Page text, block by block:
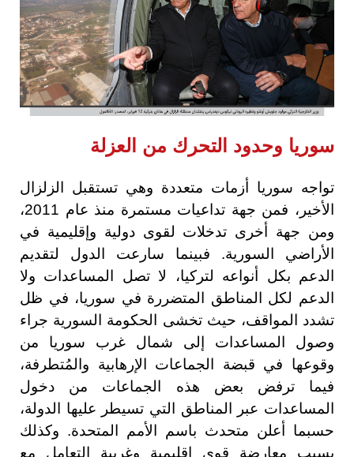
سوريا وحدود التحرك من العزلة
تواجه سوريا أزمات متعددة وهي تستقبل الزلزال
الأخير، فمن جهة تداعيات مستمرة منذ عام 2011،
ومن جهة أخرى تدخلات لقوى دولية وإقليمية في
الأراضي السورية. فبينما سارعت الدول لتقديم
الدعم بكل أنواعه لتركيا، لا تصل المساعدات ولا
الدعم لكل المناطق المتضررة في سوريا، في ظل
تشدد المواقف، حيث تخشى الحكومة السورية جراء
وصول المساعدات إلى شمال غرب سوريا من
وقوعها في قبضة الجماعات الإرهابية والمُتطرفة،
فيما ترفض بعض هذه الجماعات من دخول
المساعدات عبر المناطق التي تسيطر عليها الدولة،
حسبما أعلن متحدث باسم الأمم المتحدة. وكذلك
بسبب معارضة قوى إقليمية وغربية التعامل مع